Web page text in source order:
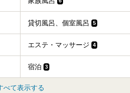
貸切風呂、個室風呂 5
エステ・マッサージ 4
宿泊 3
べて表示する